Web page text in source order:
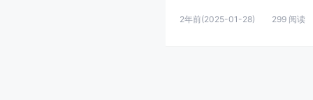
2年前(2025-01-28) 299 阅读